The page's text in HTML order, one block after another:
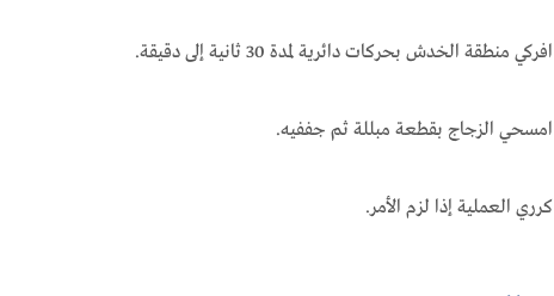
افركي منطقة الخدش بحركات دائرية لمدة 30 ثانية إلى دقيقة.
امسحي الزجاج بقطعة مبللة ثم جففيه.
كرري العملية إذا لزم الأمر.